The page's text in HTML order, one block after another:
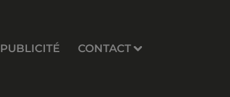
PUBLICITÉ CONTACT